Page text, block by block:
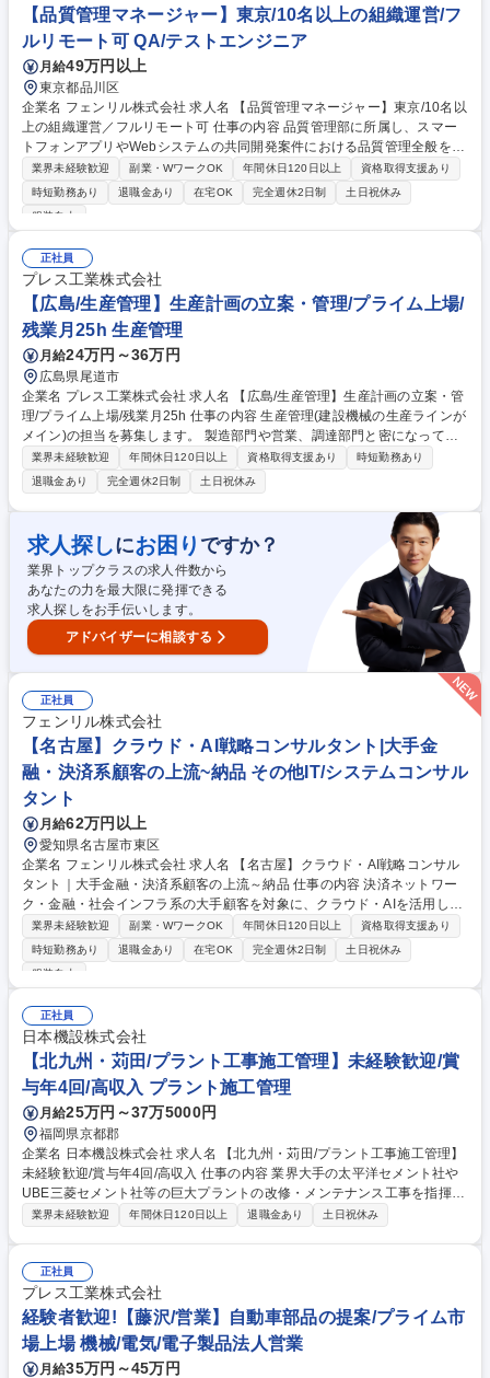
討■外部弁護士・弁理士への相談■海外(製造／販売)子会社への様々なサポ
ート等 募集職種 【東京】法務管理職候補★年休122日/在宅勤務相談可/ト
ップクラス砥石メーカー
【品質管理マネージャー】東京/10名以上の組織運営/フ
ルリモート可 QA/テストエンジニア
月給49万円以上
東京都品川区
企業名 フェンリル株式会社 求人名 【品質管理マネージャー】東京/10名以
上の組織運営／フルリモート可 仕事の内容 品質管理部に所属し、スマー
トフォンアプリやWebシステムの共同開発案件における品質管理全般をご
担当。テスト計画から品質分析に加え、10～20名規模の組織マネジメン
ト（評価・育成・アサイン）をお任せします。 開発部から独立した立場を
活かし、プロダクトとプロジェクト双方の品質改善を牽引していただきま
織マネジメント（メンバー評価、育成支援、他部門連携）【仕事の魅力】
鉄道やマスメディア等の業界最大手と直接取引を行い、多様な新規開発案
件に参画可能。社内リソース100％の環境で、QA組織の技術力底上げを主
導する醍醐味があります。 募集職種 【品質管理マネージャー】東京/10名
以上の組織運営／フルリモート可
業界未経験歓迎 副業・WワークOK 年間休日120日以上
資格取得支援あり
時短勤務あり
退職金あり 在宅OK 完全週休2日制
土日祝休み
服装自由
正社員
プレス工業株式会社
【広島/生産管理】生産計画の立案・管理/プライム上場/
残業月25h 生産管理
月給24万円～36万円
広島県尾道市
企業名 プレス工業株式会社 求人名 【広島/生産管理】生産計画の立案・管
理/プライム上場/残業月25h 仕事の内容 生産管理(建設機械の生産ラインが
メイン)の担当を募集します。 製造部門や営業、調達部門と密になって連
携して業務を進めていただきます。 【業務詳細】■生産計画の立案、管理
■製品在庫の確認、調達 ■取引先、各部門、製造現場との調達、折衝 ■基本
的に受注生産です。 ■PCだけでなく、実際に現場に物を見に行ったり作業
者とのコミュニケーションも必要です。 ■担当分担は、部品ごと、ライン
ごと等都度決定 変更範囲：当社業務全般 募集職種 【広島/生産管理】生産
計画の立案・管理/プライム上場/残業月25h
業界未経験歓迎 年間休日120日以上 資格取得支援あり
時短勤務あり
退職金あり
完全週休2日制 土日祝休み
求人探しにお困り ですか？
業界トップクラスの求人件数から
あなたの力を最大限に発揮できる
求人探しをお手伝いします。
アドバイザーに相談する
正社員
フェンリル株式会社
【名古屋】クラウド・AI戦略コンサルタント|大手金
融・決済系顧客の上流~納品 その他IT/システムコンサル
タント
月給62万円以上
愛知県名古屋市東区
企業名 フェンリル株式会社 求人名 【名古屋】クラウド・AI戦略コンサル
タント｜大手金融・決済系顧客の上流～納品 仕事の内容 決済ネットワー
ク・金融・社会インフラ系の大手顧客を対象に、クラウド・AIを活用した
経営課題解決を推進します。提案だけで終わらせず、要件定義から納品ま
で一気通貫でプロジェクトを牽引します。 【業務内容補足】■シニアコン
サルタント業務（主担当）：顧客（部長・課長クラス）の課題ヒアリン
外部）のディレクション ■技術戦略支援（副担当）：課題の構造化、AI活
用・クラウド移行ロードマップ作成補助、経営層向け資料作成 ■組織整備
（兼務）： 大手エンゲージメントのノウハウ・PM手順の型化・標準化 募
集職種 【名古屋】クラウド・AI戦略コンサルタント｜大手金融・決済系顧
客の上流～納品
業界未経験歓迎 副業・WワークOK 年間休日120日以上
資格取得支援あり
時短勤務あり
退職金あり 在宅OK 完全週休2日制
土日祝休み
服装自由
正社員
日本機設株式会社
【北九州・苅田/プラント工事施工管理】未経験歓迎/賞
与年4回/高収入 プラント施工管理
月給25万円～37万5000円
福岡県京都郡
企業名 日本機設株式会社 求人名 【北九州・苅田/プラント工事施工管理】
未経験歓迎/賞与年4回/高収入 仕事の内容 業界大手の太平洋セメント社や
UBE三菱セメント社等の巨大プラントの改修・メンテナンス工事を指揮。
広大な敷地、巨大な機械、多くの協力会社を束ね、工事の完了をリードし
安全とコストを遵守しつつ管理するお仕事です。 【強み】■創業80余年、
戦後より日本の産業を支える歴史ある企業です。■拠点は北海道から九州
まで全国を網羅。■徹底した「技術継承」により他社に真似できない施工
品質を実現。盤石な安定経営を継続しています。 募集職種 【北九州・苅
田/プラント工事施工管理】未経験歓迎/賞与年4回/高収入
業界未経験歓迎 年間休日120日以上 退職金あり 土日祝休み
正社員
プレス工業株式会社
経験者歓迎!【藤沢/営業】自動車部品の提案/プライム市
場上場 機械/電気/電子製品法人営業
月給35万円～45万円